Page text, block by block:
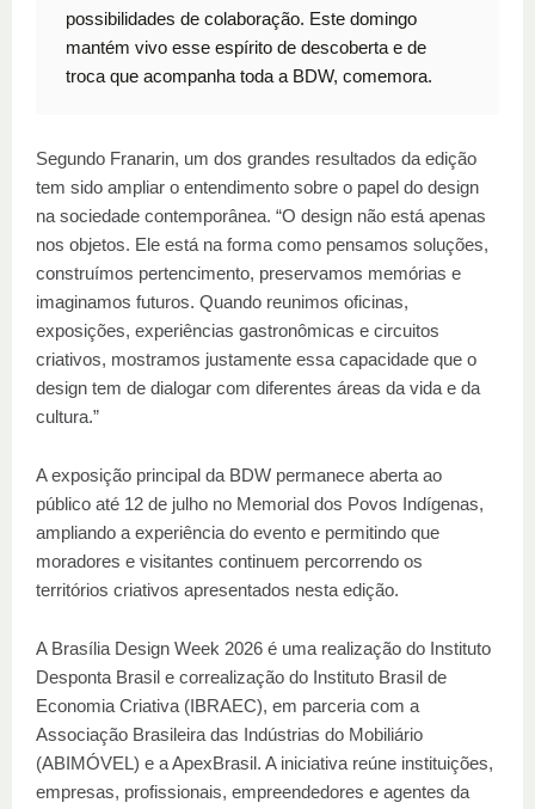
possibilidades de colaboração. Este domingo
mantém vivo esse espírito de descoberta e de
troca que acompanha toda a BDW, comemora.
Segundo Franarin, um dos grandes resultados da edição
tem sido ampliar o entendimento sobre o papel do design
na sociedade contemporânea. “O design não está apenas
nos objetos. Ele está na forma como pensamos soluções,
construímos pertencimento, preservamos memórias e
imaginamos futuros. Quando reunimos oficinas,
exposições, experiências gastronômicas e circuitos
criativos, mostramos justamente essa capacidade que o
design tem de dialogar com diferentes áreas da vida e da
cultura.”
A exposição principal da BDW permanece aberta ao
público até 12 de julho no Memorial dos Povos Indígenas,
ampliando a experiência do evento e permitindo que
moradores e visitantes continuem percorrendo os
territórios criativos apresentados nesta edição.
A Brasília Design Week 2026 é uma realização do Instituto
Desponta Brasil e correalização do Instituto Brasil de
Economia Criativa (IBRAEC), em parceria com a
Associação Brasileira das Indústrias do Mobiliário
(ABIMÓVEL) e a ApexBrasil. A iniciativa reúne instituições,
empresas, profissionais, empreendedores e agentes da